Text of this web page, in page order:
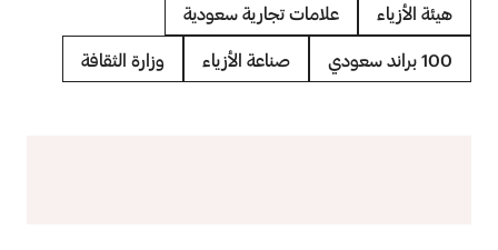
هيئة الأزياء علامات تجارية سعودية
100 براند سعودي صناعة الأزياء وزارة الثقافة